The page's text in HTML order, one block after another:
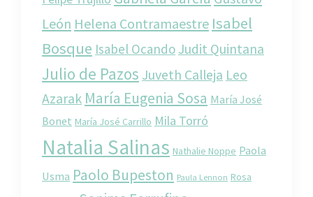
León Helena Contramaestre Isabel
Bosque Isabel Ocando Judit Quintana
Julio de Pazos Juveth Calleja Leo
Azarak María Eugenia Sosa María José
Bonet María José Carrillo Mila Torró
Natalia Salinas Nathalie Noppe Paola
Usma Paolo Bupeston Paula Lennon Rosa